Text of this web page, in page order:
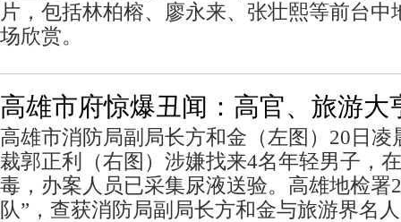
片，包括林柏榕、廖永来、张壮熙等前台中
场欣赏。
高雄市府惊爆丑闻：高官、旅游大
高雄市消防局副局长方和金（左图）20日凌
裁郭正利（右图）涉嫌找来4名年轻男子，
毒，办案人员已采集尿液送验。高雄地检署
队”，查获消防局副局长方和金与旅游界名